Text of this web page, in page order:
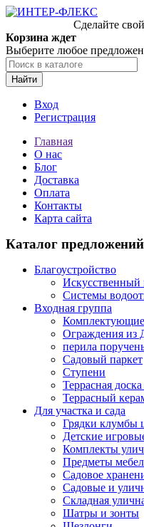
Сделайте
Корзина ждет
Выберите любое
Найти
Вход
Регистрация
Главная
О нас
Блог
Доставка
Оплата
Контакты
Карта сайта
Каталог предложений
Благоустройство
Искусственный
Системы
Входная группа
Ограждения
перила
Садовый паркет
Ступени
Террасная
Террасный
Для участка и сада
Грядки клумбы
Детские
Комплекты
Предметы
Садовое
Садовые и
Складная
Шатры и зонты